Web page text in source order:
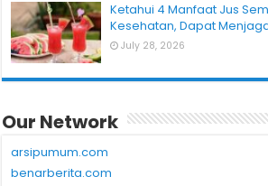
Ketahui 4 Manfaat Jus
Kesehatan, Dapat
July 28, 2026
Our Network
arsipumum.com
benarberita.com